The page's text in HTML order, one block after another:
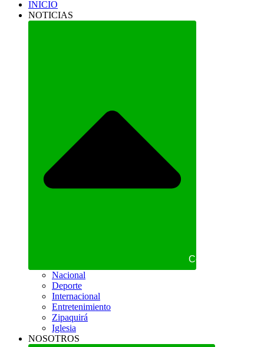
INICIO
NOTICIAS
Cerrar NOTICIAS
Nacional
Deporte
Internacional
Entretenimiento
Zipaquirá
Iglesia
NOSOTROS